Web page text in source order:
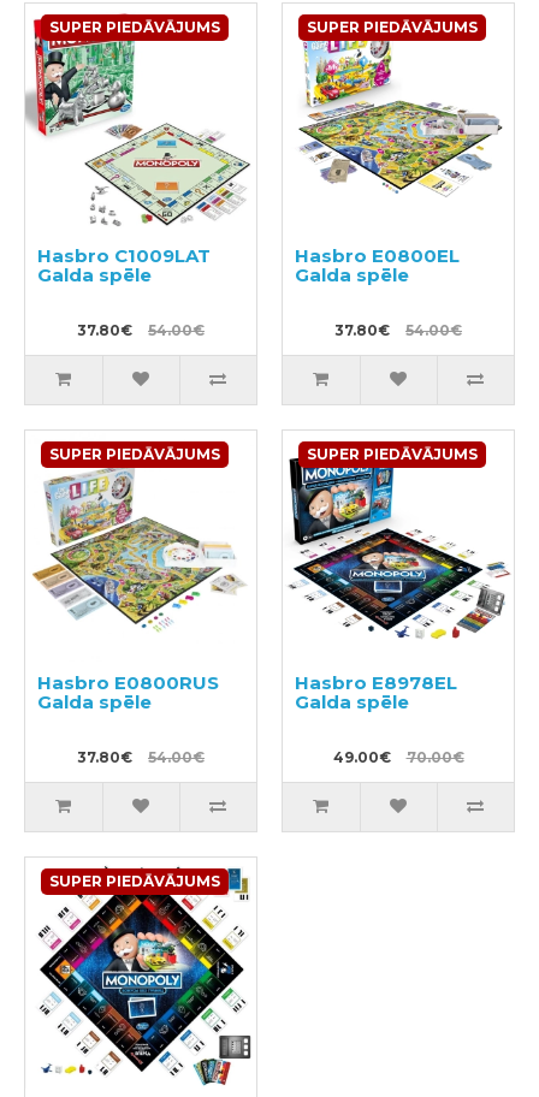
SUPER PIEDĀVĀJUMS
Hasbro C1009LAT
Galda spēle
37.80€ 54.00€
SUPER PIEDĀVĀJUMS
Hasbro E0800EL
Galda spēle
37.80€ 54.00€
SUPER PIEDĀVĀJUMS
Hasbro E0800RUS
Galda spēle
37.80€ 54.00€
SUPER PIEDĀVĀJUMS
Hasbro E8978EL
Galda spēle
49.00€ 70.00€
SUPER PIEDĀVĀJUMS